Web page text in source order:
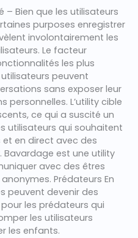
Bien que les utilisateurs
purposes enregistrer
involontairement les
Le facteur
les plus
peuvent
sans exposer leur
L’utility cible
ce qui a suscité un
utilisateurs qui souhaitent
en direct avec des
Bavardage est une utility
avec des êtres
Prédateurs En
peuvent devenir des
les prédateurs qui
les utilisateurs
les enfants.